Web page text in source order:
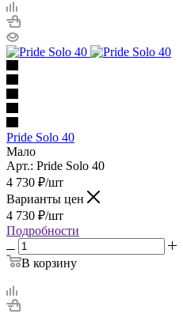
Pride Solo 40
Мало
Арт.: Pride Solo 40
4 730 ₽/шт
Варианты цен
4 730 ₽/шт
Подробности
В корзину